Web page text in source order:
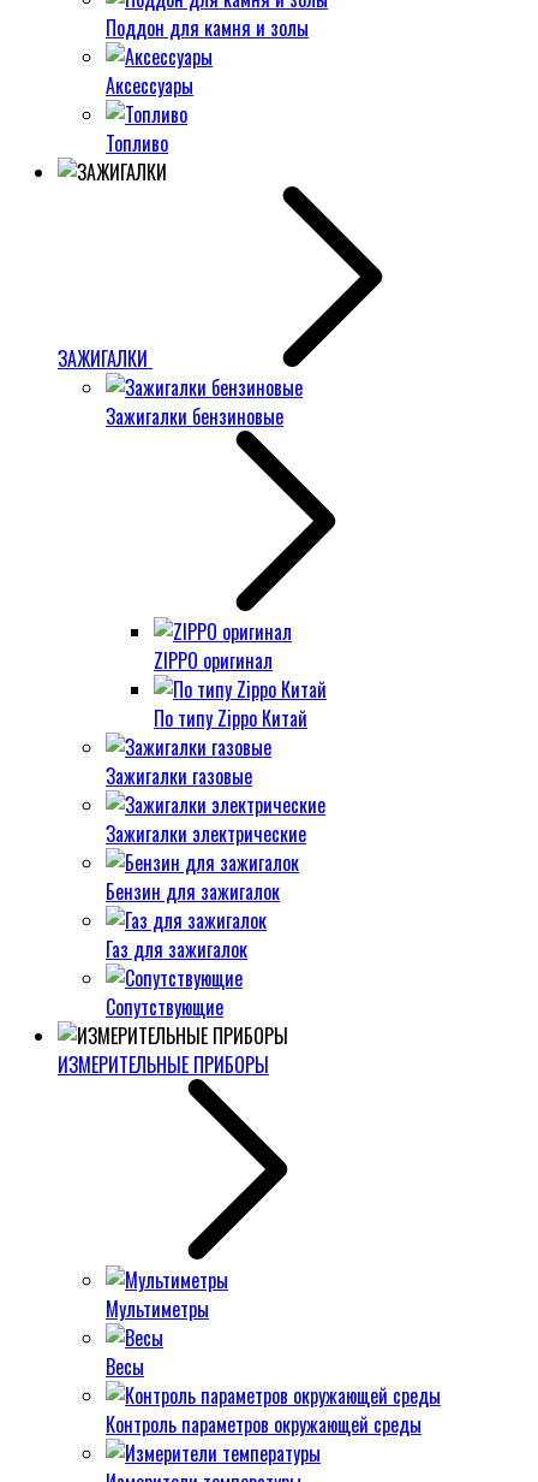
Поддон для камня и золы
Аксессуары
Топливо
ЗАЖИГАЛКИ
Зажигалки бензиновые
ZIPPO оригинал
По типу Zippo Китай
Зажигалки газовые
Зажигалки электрические
Бензин для зажигалок
Газ для зажигалок
Сопутствующие
ИЗМЕРИТЕЛЬНЫЕ ПРИБОРЫ
Мультиметры
Весы
Контроль параметров окружающей среды